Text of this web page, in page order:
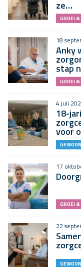
ze…
GROEI &
18
Anky
stap
GROEI &
4 juli
18-
voor
17
GROEI &
22